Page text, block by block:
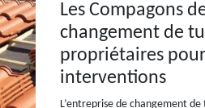
Les Compagons
changement de
propriétaires
interventions
L’entreprise de changement